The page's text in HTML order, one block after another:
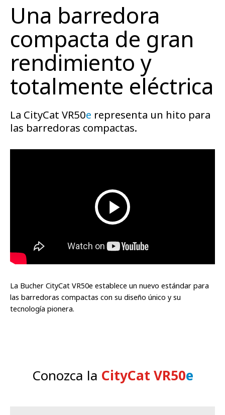
Una barredora
compacta de gran
rendimiento y
totalmente eléctrica
La CityCat VR50e representa un hito para
las barredoras compactas.
La Bucher CityCat VR50e establece un nuevo estándar para
las barredoras compactas con su diseño único y su
tecnología pionera.
Conozca la CityCat VR50e